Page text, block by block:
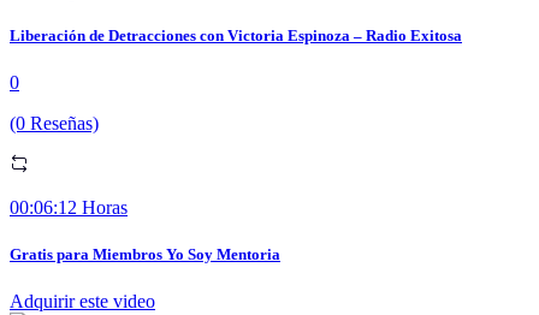
Liberación de Detracciones con Victoria Espinoza – Radio Exitosa
0
(0 Reseñas)
00:06:12 Horas
Gratis para Miembros Yo Soy Mentoria
Adquirir este video